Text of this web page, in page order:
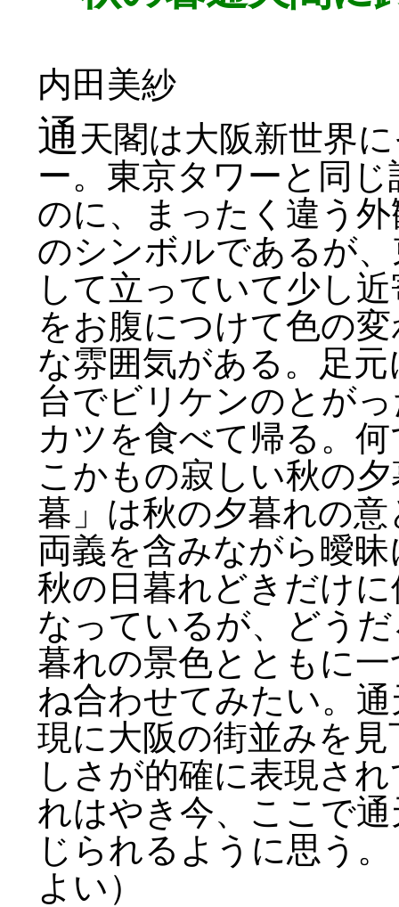
内田美紗
通 天閣は大阪新世界
ー。東京タワーと同
のに、まったく違う
のシンボルであるが
して立っていて少し
をお腹につけて色の
な雰囲気がある。足
台でビリケンのとが
カツを食べて帰る。
こかもの寂しい秋の
暮」は秋の夕暮れの
両義を含みながら曖
秋の日暮れどきだけ
なっているが、どう
暮れの景色とともに
ね合わせてみたい。
現に大阪の街並みを
しさが的確に表現さ
れはやき今、ここで
じられるように思う
よい）